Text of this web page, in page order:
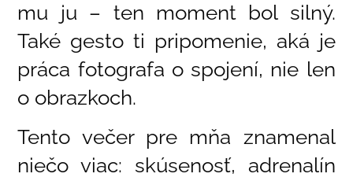
mu ju – ten moment bol silný.
Také gesto ti pripomenie, aká je
práca fotografa o spojení, nie len
o obrazkoch.
Tento večer pre mňa znamenal
niečo viac: skúsenosť, adrenalín